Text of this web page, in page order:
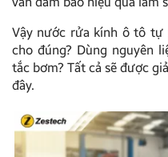
Vậy nước rửa kính ô tô tự
cho đúng? Dùng nguyên
tắc bơm? Tất cả sẽ được
đây.